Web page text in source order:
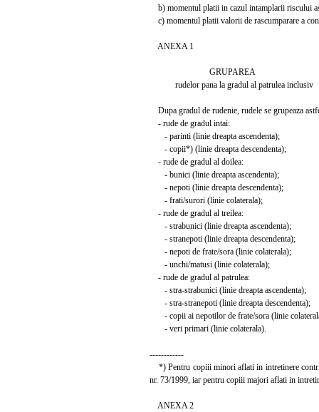
b) momentul platii in cazul intamplarii riscului
c) momentul platii valorii de rascumparare a
ANEXA 1
GRUPAREA
rudelor pana la gradul al patrulea inclusiv
Dupa gradul de rudenie, rudele se grupeaza
- rude de gradul intai:
- parinti (linie dreapta ascendenta);
- copii*) (linie dreapta descendenta);
- rude de gradul al doilea:
- bunici (linie dreapta ascendenta);
- nepoti (linie dreapta descendenta);
- frati/surori (linie colaterala);
- rude de gradul al treilea:
- strabunici (linie dreapta ascendenta);
- stranepoti (linie dreapta descendenta);
- nepoti de frate/sora (linie colaterala);
- unchi/matusi (linie colaterala);
- rude de gradul al patrulea:
- stra-strabunici (linie dreapta ascendenta);
- stra-stranepoti (linie dreapta descendenta);
- copii ai nepotilor de frate/sora (linie
- veri primari (linie colaterala).
------------
*) Pentru copiii minori aflati in intretinere
nr. 73/1999, iar pentru copiii majori aflati in
ANEXA 2